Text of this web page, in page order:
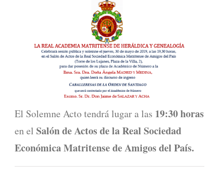
El Solemne Acto tendrá lugar a las 19:30 horas
en el Salón de Actos de la Real Sociedad
Económica Matritense de Amigos del País.